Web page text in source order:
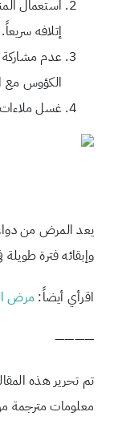
استعمال
إتلافه سريعاً.
عدم مشاركة
الكؤوس مع
غسل ملاءات
يعد المرض من
وإبقائه فترة طويلة
اقرأي أيضاً: مرض
————
تم تحرير هذه
معلومات مترجمة